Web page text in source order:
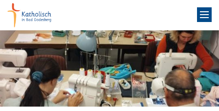
Zum Inhalt springen